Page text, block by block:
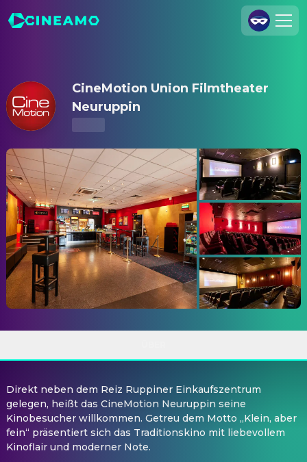
Impressum
Datenschutzerklärung
Datenschutzeinstellungen
CineMotion Union Filmtheater Neuruppin – Kinoprogramm &
CineMotion Union Filmtheater
Neuruppin
Direkt neben dem Reiz Ruppiner Einkaufszentrum
gelegen, heißt das CineMotion Neuruppin seine
Kinobesucher willkommen. Getreu dem Motto „Klein, aber
fein“ präsentiert sich das Traditionskino mit liebevollem
Kinoflair und moderner Note.